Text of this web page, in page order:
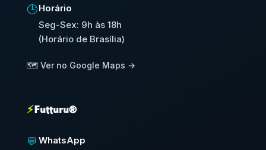
🕒Horário
Seg-Sex: 9h às 18h
(Horário de Brasília)
🗺️ Ver no Google Maps →
⚡Futturu®
💬 WhatsApp